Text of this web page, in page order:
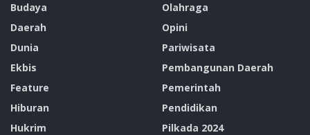
Budaya
Daerah
Dunia
Ekbis
Feature
Hiburan
Hukrim
Olahraga
Opini
Pariwisata
Pembangunan Daerah
Pemerintah
Pendidikan
Pilkada 2024